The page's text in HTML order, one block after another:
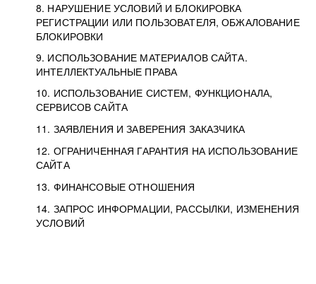
8. НАРУШЕНИЕ УСЛОВИЙ И БЛОКИРОВКА
РЕГИСТРАЦИИ ИЛИ ПОЛЬЗОВАТЕЛЯ, ОБЖАЛОВАНИЕ
БЛОКИРОВКИ
9. ИСПОЛЬЗОВАНИЕ МАТЕРИАЛОВ САЙТА.
ИНТЕЛЛЕКТУАЛЬНЫЕ ПРАВА
10. ИСПОЛЬЗОВАНИЕ СИСТЕМ, ФУНКЦИОНАЛА,
СЕРВИСОВ САЙТА
11. ЗАЯВЛЕНИЯ И ЗАВЕРЕНИЯ ЗАКАЗЧИКА
12. ОГРАНИЧЕННАЯ ГАРАНТИЯ НА ИСПОЛЬЗОВАНИЕ
САЙТА
13. ФИНАНСОВЫЕ ОТНОШЕНИЯ
14. ЗАПРОС ИНФОРМАЦИИ, РАССЫЛКИ, ИЗМЕНЕНИЯ
УСЛОВИЙ